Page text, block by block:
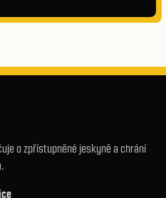
o zpřístupněné jeskyně a chrání